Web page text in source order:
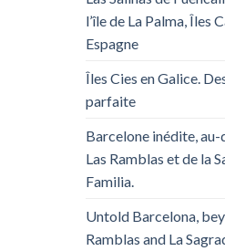
l’île de La Palma, Îles
Espagne
Îles Cies en Galice.
parfaite
Barcelone inédite, au-
Las Ramblas et de la
Familia.
Untold Barcelona,
Ramblas and La